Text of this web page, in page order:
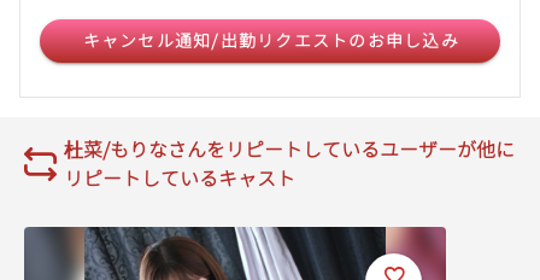
13:10
13:20
13:30
キャンセル通知/出勤リクエストのお申し込み
杜菜/もりなさんをリピートしているユーザーが他に
リピートしているキャスト